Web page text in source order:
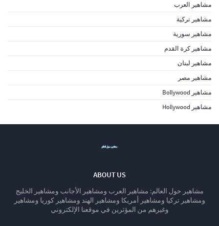
مشاهير العرب
مشاهير تركية
مشاهير سورية
مشاهير كرة القدم
مشاهير لبنان
مشاهير مصر
مشاهير Bollywood
مشاهير Hollywood
ABOUT US
مشاهير حول العالم: مشاهير العرب ومشاهير الأجانب ومشاهير الخليج
ومشاهير تركيا ومشاهير أمريكا ومشاهير الهند ومشاهير كوريا ومشاهير
وغيرهم من المؤثرين في موقعنا الإلكتروني